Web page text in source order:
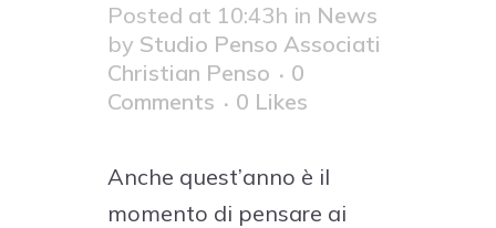
Posted at 10:43h in News
by Studio Penso Associati
Christian Penso
0
Comments
0 Likes
Anche quest’anno è il
momento di pensare ai